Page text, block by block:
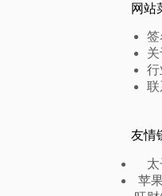
网站
签
行
联
友情
苹